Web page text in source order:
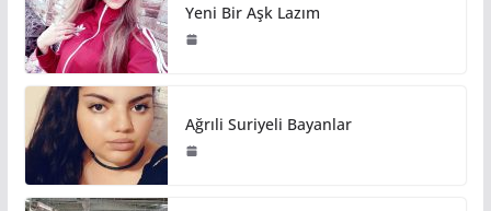
Yeni Bir Aşk Lazım
Ağrıli Suriyeli Bayanlar